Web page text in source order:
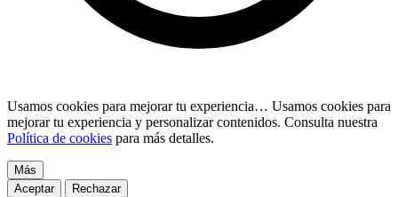
Usamos cookies para mejorar tu experiencia… Usamos cookies para
mejorar tu experiencia y personalizar contenidos. Consulta nuestra
Política de cookies para más detalles.
Más
Aceptar
Rechazar